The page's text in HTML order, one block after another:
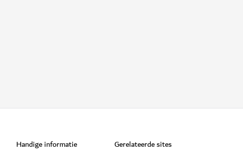
Handige informatie
Gerelateerde sites